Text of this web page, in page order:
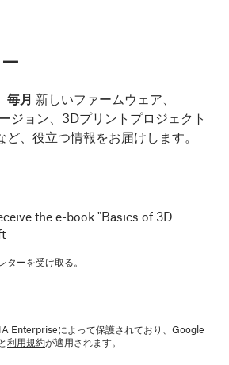
毎月 新しいファームウェア、
ジョン、3Dプリントプロジェクト
、役立つ情報をお届けします。
the e-book "Basics of 3D
ターを受け取る。
Enterpriseによって保護されており、Google
と利用規約が適用されます。